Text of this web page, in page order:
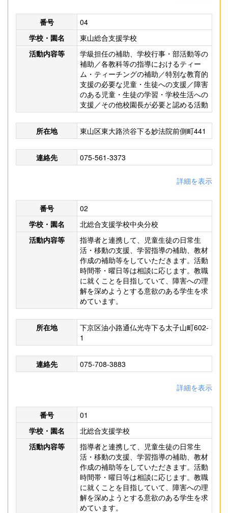
番号
04
学校・園名
東山総合支援学校
活動内容等
学級担任の補助、学校行事・部活動等の
補助／各教科等の指導におけるティー
ム・ティーチングの補助／特別な教育的
支援の必要な児童・生徒への支援／障害
のある児童・生徒の学習・学校生活への
支援／その他校園長が必要と認める活動
所在地 東山区東大路渋谷下る妙法院前側町441
連絡先 075-561-3373
詳細を表示
番号
02
学校・園名
北総合支援学校中央分校
活動内容等
指導者と連携して、児童生徒の日常生
活・移動の支援、学習指導の補助、教材
作成の補助等をしていただきます。活動
時間帯・曜日等は相談に応じます。教職
に就くことを目指していて、障害への理
解を深めようとする意欲のある学生を求
めています。
所在地
下京区油小路通仏光寺下る太子山町602-
1
連絡先 075-708-3883
詳細を表示
番号
01
学校・園名
北総合支援学校
活動内容等
指導者と連携して、児童生徒の日常生
活・移動の支援、学習指導の補助、教材
作成の補助等をしていただきます。活動
時間帯・曜日等は相談に応じます。教職
に就くことを目指していて、障害への理
解を深めようとする意欲のある学生を求
めています。